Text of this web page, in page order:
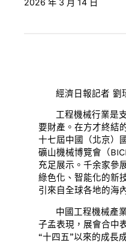
2026 年 3 月 14 日
經濟日報記者 劉
工程機械行業是
要財產。在方才終結
十七屆中國（北京）
礦山機械博覽會（
充足展示。千余家參
綠色化、智能化的新
引來自全球各地的海
中國工程機械產
子孟表現，展會合中
“十四五”以來的成長